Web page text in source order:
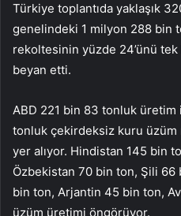
Türkiye toplantıda yaklaşık
genelindeki 1 milyon 288 bin
rekoltesinin yüzde 24’ünü
beyan etti.
ABD 221 bin 83 tonluk üretim
tonluk çekirdeksiz kuru üzüm
yer alıyor. Hindistan 145 bin
Özbekistan 70 bin ton, Şili
bin ton, Arjantin 45 bin ton,
üzüm üretimi öngörüyor.